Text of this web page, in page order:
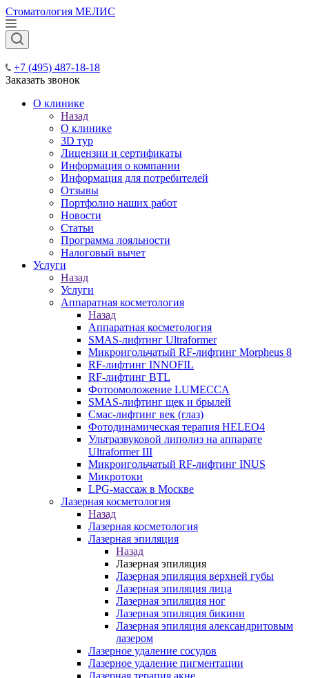
Стоматология МЕЛИС
+7 (495) 487-18-18
Заказать звонок
О клинике
Назад
О клинике
3D тур
Лицензии и сертификаты
Информация о компании
Информация для потребителей
Отзывы
Портфолио наших работ
Новости
Статьи
Программа лояльности
Налоговый вычет
Услуги
Назад
Услуги
Аппаратная косметология
Назад
Аппаратная косметология
SMAS-лифтинг Ultraformer
Микроигольчатый RF-лифтинг Morpheus 8
RF-лифтинг INNOFIL
RF-лифтинг BTL
Фотоомоложение LUMECCA
SMAS-лифтинг щек и брылей
Смас-лифтинг век (глаз)
Фотодинамическая терапия HELEO4
Ультразвуковой липолиз на аппарате
Ultraformer III
Микроигольчатый RF-лифтинг INUS
Микротоки
LPG-массаж в Москве
Лазерная косметология
Назад
Лазерная косметология
Лазерная эпиляция
Назад
Лазерная эпиляция
Лазерная эпиляция верхней губы
Лазерная эпиляция лица
Лазерная эпиляция ног
Лазерная эпиляция бикини
Лазерная эпиляция александритовым
лазером
Лазерное удаление сосудов
Лазерное удаление пигментации
Лазерная терапия акне